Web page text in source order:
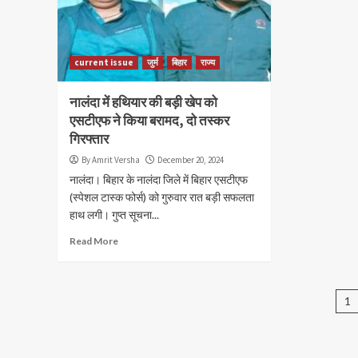
current issue जुर्म बिहार राज्य
नालंदा में हथियार की बड़ी खेप को
एसटीएफ ने किया बरामद, दो तस्कर
गिरफ्तार
By Amrit Versha December 20, 2024
नालंदा। बिहार के नालंदा जिले में बिहार एसटीएफ
(स्पेशल टास्क फोर्स) को गुरुवार रात बड़ी सफलता
हाथ लगी। गुप्त सूचना...
Read More
1